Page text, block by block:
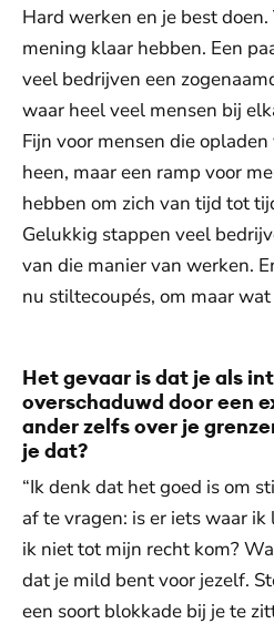
Hard werken en je best
mening klaar hebben. Een
veel bedrijven een
waar heel veel mensen bij
Fijn voor mensen die
heen, maar een ramp voor
hebben om zich van tijd tot
Gelukkig stappen veel
van die manier van werken.
nu stiltecoupés, om maar wat
Het gevaar is dat je als
overschaduwd door een
ander zelfs over je
je dat?
“Ik denk dat het goed is om
af te vragen: is er iets waar
ik niet tot mijn recht kom?
dat je mild bent voor jezelf.
een soort blokkade bij je te